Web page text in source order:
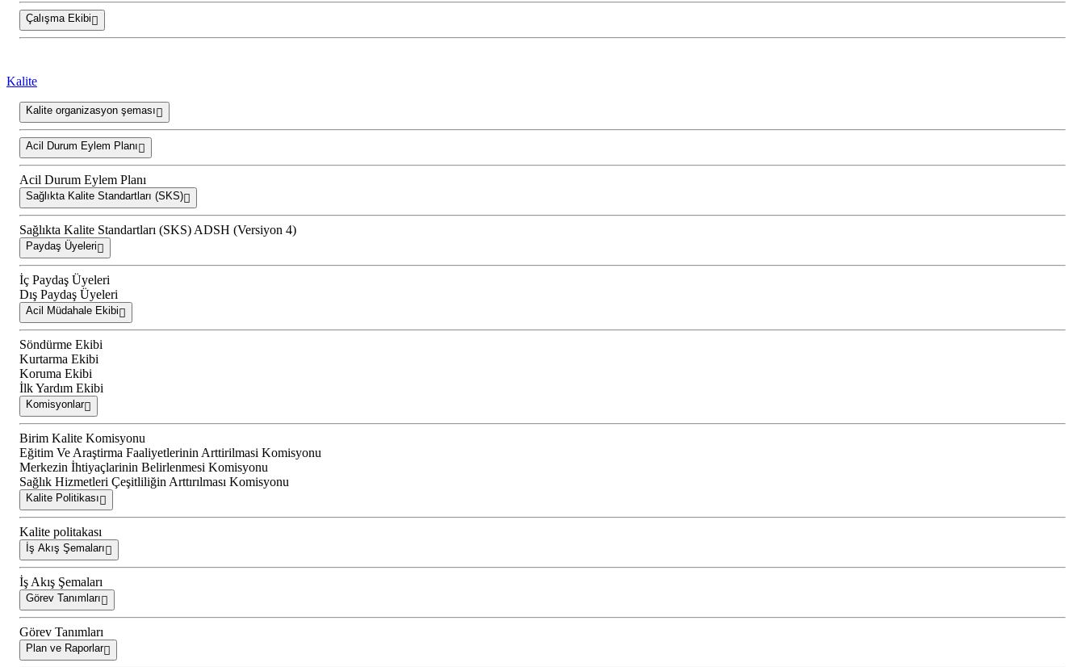
Çalışma Ekibi
Kalite
Kalite organizasyon şeması
Acil Durum Eylem Planı
Acil Durum Eylem Planı
Sağlıkta Kalite Standartları (SKS)
Sağlıkta Kalite Standartları (SKS) ADSH (Versiyon 4)
Paydaş Üyeleri
İç Paydaş Üyeleri
Dış Paydaş Üyeleri
Acil Müdahale Ekibi
Söndürme Ekibi
Kurtarma Ekibi
Koruma Ekibi
İlk Yardım Ekibi
Komisyonlar
Birim Kalite Komisyonu
Eğitim Ve Araştirma Faaliyetlerinin Arttirilmasi Komisyonu
Merkezin İhtiyaçlarinin Belirlenmesi Komisyonu
Sağlık Hizmetleri Çeşitliliğin Arttırılması Komisyonu
Kalite Politikası
Kalite politakası
İş Akış Şemaları
İş Akış Şemaları
Görev Tanımları
Görev Tanımları
Plan ve Raporlar